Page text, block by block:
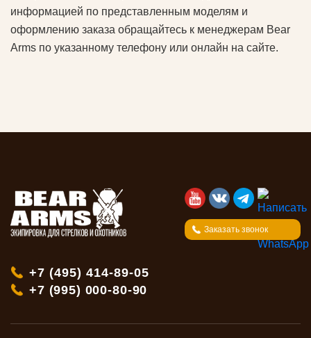
информацией по представленным моделям и
оформлению заказа обращайтесь к менеджерам Bear
Arms по указанному телефону или онлайн на сайте.
Заказать звонок
+7 (495) 414-89-05
+7 (995) 000-80-90